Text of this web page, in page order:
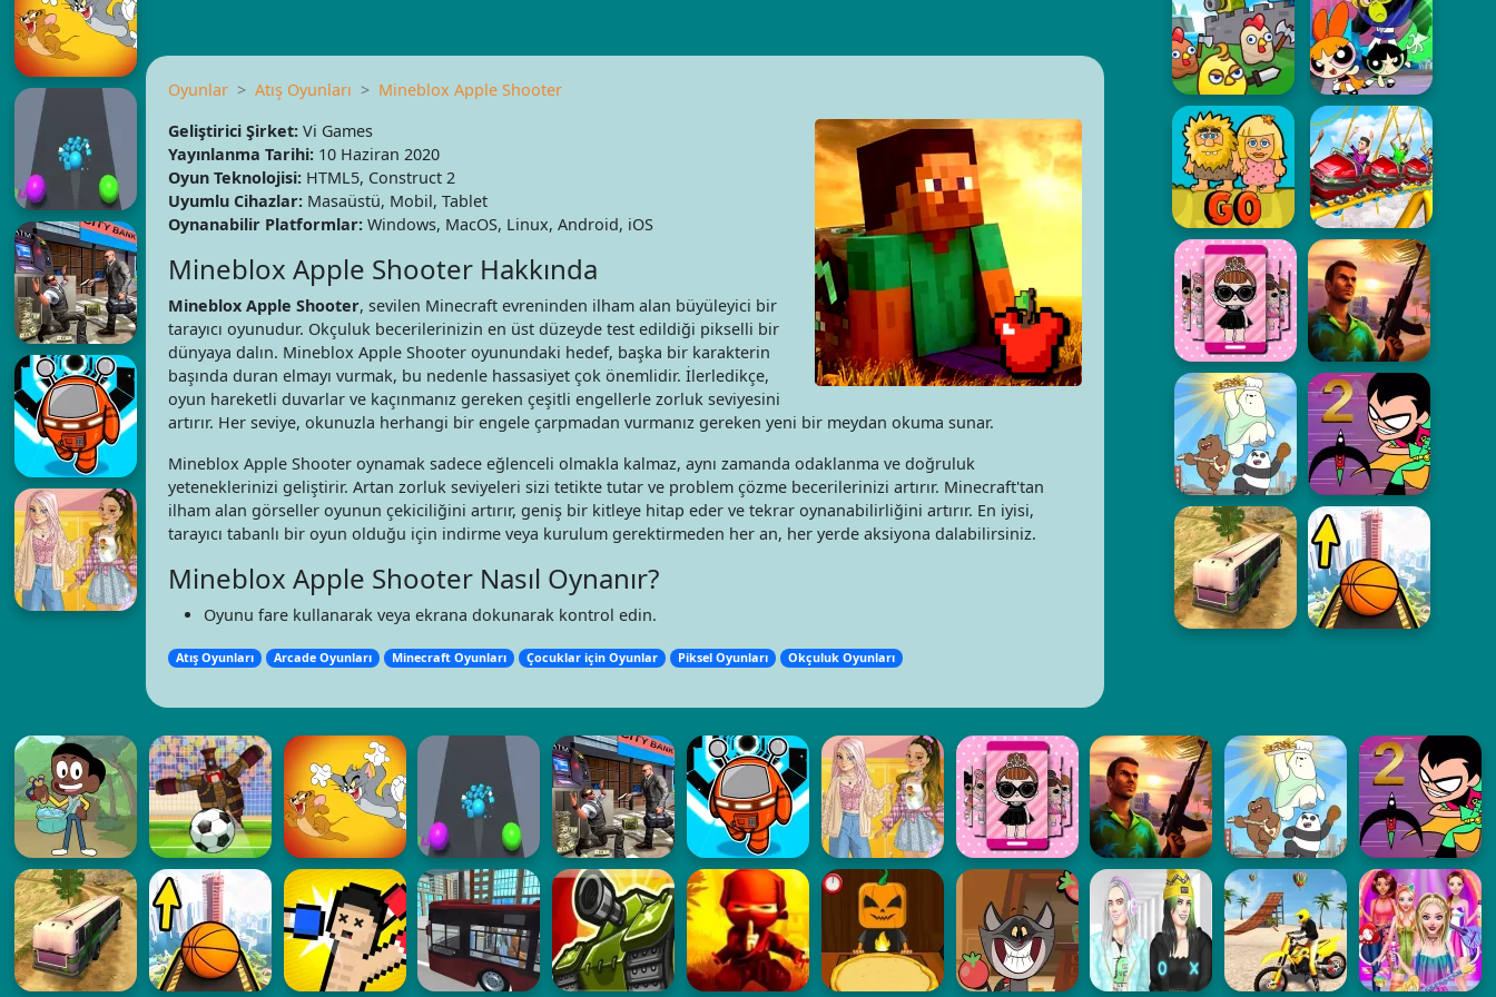
Oyunlar Atış Oyunları
Mineblox Apple Shooter
Geliştirici Şirket:Vi Games
Yayınlanma Tarihi:10 Haziran 2020
Oyun Teknolojisi:HTML5, Construct 2
Uyumlu Cihazlar:Masaüstü, Mobil, Tablet
Oynanabilir Platformlar:Windows, MacOS, Linux, Android, iOS
Mineblox Apple Shooter Hakkında
Mineblox Apple Shooter, sevilen Minecraft evreninden ilham alan büyüleyici bir
tarayıcı oyunudur. Okçuluk becerilerinizin en üst düzeyde test edildiği pikselli bir
dünyaya dalın. Mineblox Apple Shooter oyunundaki hedef, başka bir karakterin
başında duran elmayı vurmak, bu nedenle hassasiyet çok önemlidir. İlerledikçe,
oyun hareketli duvarlar ve kaçınmanız gereken çeşitli engellerle zorluk seviyesini
artırır. Her seviye, okunuzla herhangi bir engele çarpmadan vurmanız gereken yeni bir meydan okuma sunar.
Mineblox Apple Shooter oynamak sadece eğlenceli olmakla kalmaz, aynı zamanda odaklanma ve doğruluk
yeteneklerinizi geliştirir. Artan zorluk seviyeleri sizi tetikte tutar ve problem çözme becerilerinizi artırır. Minecraft'tan
ilham alan görseller oyunun çekiciliğini artırır, geniş bir kitleye hitap eder ve tekrar oynanabilirliğini artırır. En iyisi,
tarayıcı tabanlı bir oyun olduğu için indirme veya kurulum gerektirmeden her an, her yerde aksiyona dalabilirsiniz.
Mineblox Apple Shooter Nasıl Oynanır?
Oyunu fare kullanarak veya ekrana dokunarak kontrol edin.
Atış Oyunları Arcade Oyunları Minecraft Oyunları Çocuklar için Oyunlar Piksel Oyunları Okçuluk Oyunları